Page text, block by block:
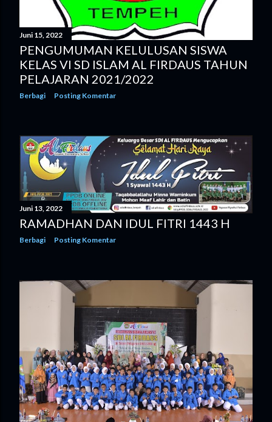
Juni 15, 2022
PENGUMUMAN KELULUSAN SISWA
KELAS VI SD ISLAM AL FIRDAUS TAHUN
PELAJARAN 2021/2022
Berbagi Posting Komentar
Juni 13, 2022
RAMADHAN DAN IDUL FITRI 1443 H
Berbagi Posting Komentar